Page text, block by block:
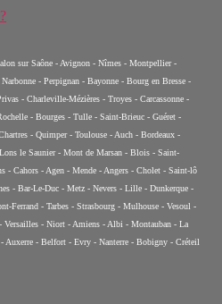
sur Saône - Avignon - Nîmes - Montpellier -
- Perpignan - Bayonne - Bourg en Bresse -
- Charleville-Mézières - Troyes - Carcassonne -
- Bourges - Tulle - Saint-Brieuc - Guéret -
- Quimper - Toulouse - Auch - Bordeaux -
le Saunier - Mont de Marsan - Blois - Saint-
- Cahors - Agen - Mende - Angers - Cholet - Saint-lô
- Bar-Le-Duc - Metz - Nevers - Lille - Dunkerque -
Ferrand - Tarbes - Strasbourg - Mulhouse - Vesoul -
- Niort - Amiens - Albi - Montauban - La
Auxerre - Belfort - Evry - Nanterre - Bobigny - Créteil